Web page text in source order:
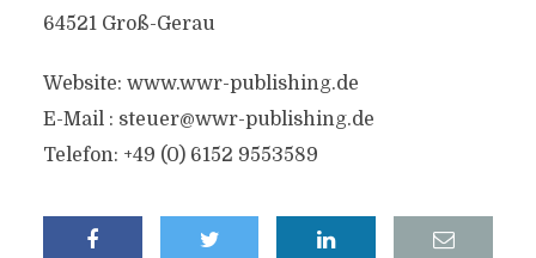
64521 Groß-Gerau
Website: www.wwr-publishing.de
E-Mail : steuer@wwr-publishing.de
Telefon: +49 (0) 6152 9553589